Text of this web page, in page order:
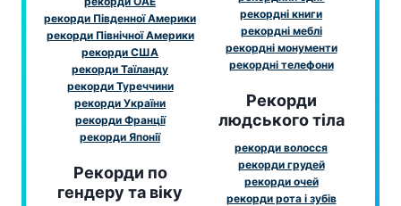
рекорди Південної Америки
рекорди Північної Америки
рекорди США
рекорди Таїланду
рекорди Туреччини
рекорди України
рекорди Франції
рекорди Японії
Рекорди по
гендеру та віку
рекордні книги
рекордні меблі
рекордні монументи
рекордні телефони
Рекорди
людського тіла
рекорди волосся
рекорди грудей
рекорди очей
рекорди рота і зубів